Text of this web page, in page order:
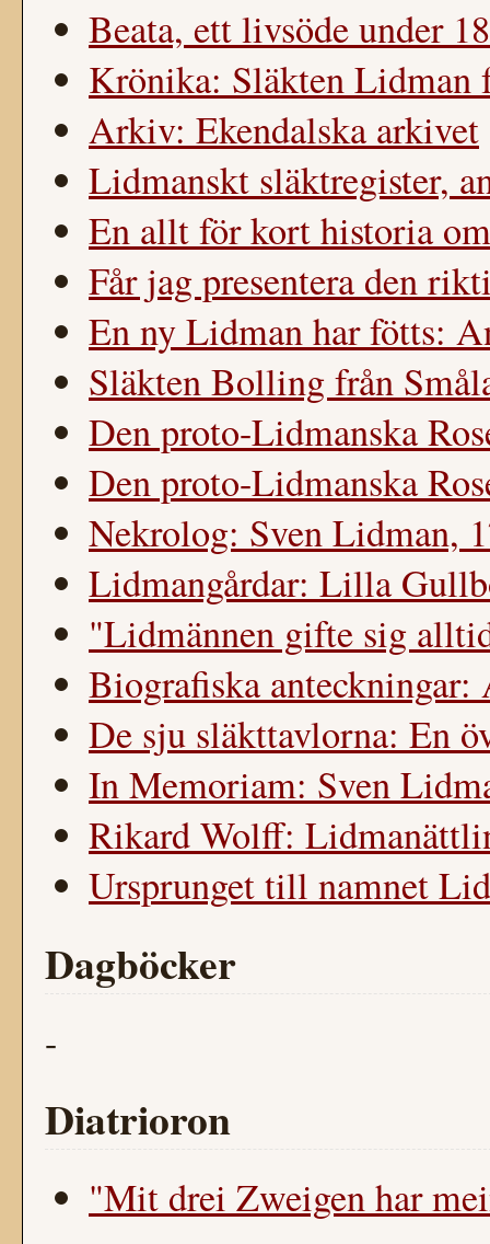
Beata, ett livsöde under
Krönika: Släkten Lidman
Arkiv: Ekendalska arkivet
Lidmanskt släktregister,
En allt för kort historia
Får jag presentera den
En ny Lidman har fötts:
Släkten Bolling från
Den proto-Lidmanska
Den proto-Lidmanska
Nekrolog: Sven Lidman,
Lidmangårdar: Lilla
"Lidmännen gifte sig
Biografiska
De sju släkttavlorna: En
In Memoriam: Sven
Rikard Wolff:
Ursprunget till namnet
Dagböcker
-
Diatrioron
"Mit drei Zweigen har